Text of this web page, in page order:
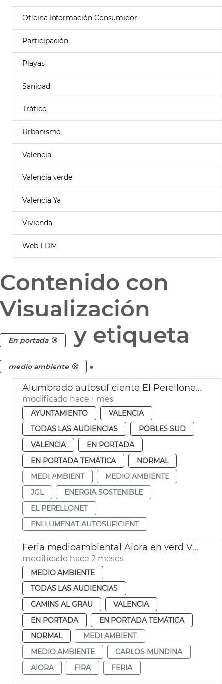
Oficina Información Consumidor
Participación
Playas
Sanidad
Tráfico
Urbanismo
Valencia
Valencia verde
Valencia Ya
Vivienda
Web FDM
Contenido con
Visualización
En portada y etiqueta
medio ambiente .
Alumbrado autosuficiente El Perellonet València
modificado hace 1 mes
AYUNTAMIENTO
VALENCIA
TODAS LAS AUDIENCIAS
POBLES SUD
VALENCIA
EN PORTADA
EN PORTADA TEMÁTICA
NORMAL
MEDI AMBIENT
MEDIO AMBIENTE
JGL
ENERGIA SOSTENIBLE
EL PERELLONET
ENLLUMENAT AUTOSUFICIENT
Feria medioambiental Aiora en verd València
modificado hace 2 meses
MEDIO AMBIENTE
TODAS LAS AUDIENCIAS
CAMINS AL GRAU
VALENCIA
EN PORTADA
EN PORTADA TEMÁTICA
NORMAL
MEDI AMBIENT
MEDIO AMBIENTE
CARLOS MUNDINA
AIORA
FIRA FERIA